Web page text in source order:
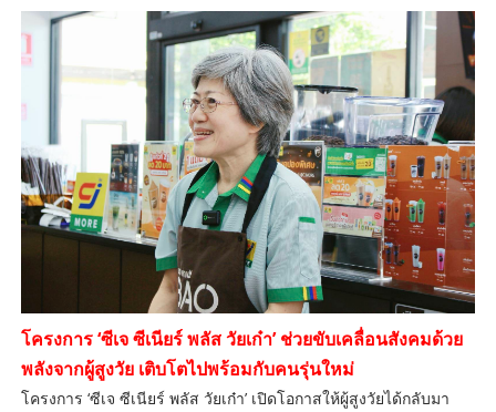
โครงการ ‘ซีเจ ซีเนียร์ พลัส วัยเก๋า’ ช่วยขับเคลื่อนสังคมด้วย
พลังจากผู้สูงวัย เติบโตไปพร้อมกับคนรุ่นใหม่
โครงการ ‘ซีเจ ซีเนียร์ พลัส วัยเก๋า’ เปิดโอกาสให้ผู้สูงวัยได้กลับมา